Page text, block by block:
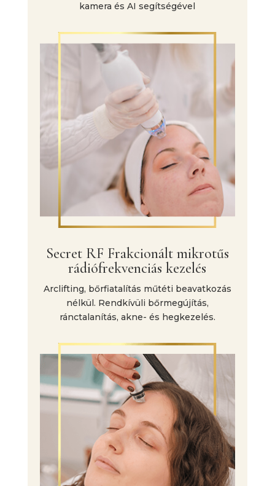
kamera és AI segítségével
Secret RF Frakcionált mikrotűs
rádiófrekvenciás kezelés
Arclifting, bőrfiatalítás műtéti beavatkozás
nélkül. Rendkívüli bőrmegújítás,
ránctalanítás, akne- és hegkezelés.